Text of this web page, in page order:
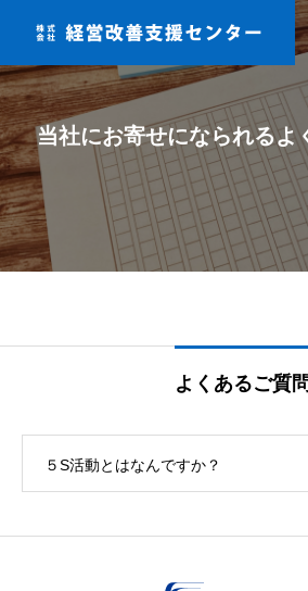
当社にお寄せになられるよ
よくあるご質問
５S活動とはなんですか？